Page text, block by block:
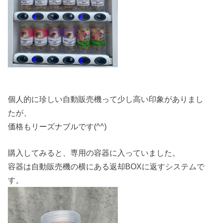
個人的に珍しい自動販売機って少し高い印象がありまし
たが、
価格もリーズナブルです(^^)
購入してみると、専用の容器に入っていました。
容器は自動販売機の横にある返却BOXに返すシステムで
す。